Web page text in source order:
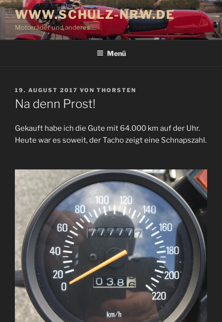
Zum
Inhalt
springen
WWW.SCHULZ-NRW.DE
Motorräder und anderes
Menü
VERÖFFENTLICHT
AM
19. AUGUST 2017 VON THORSTEN
Na denn Prost!
Gekauft habe ich die Gute mit 64.000 km auf der Uhr.
Heute war es soweit, der Tacho zeigt eine Schnapszahl.